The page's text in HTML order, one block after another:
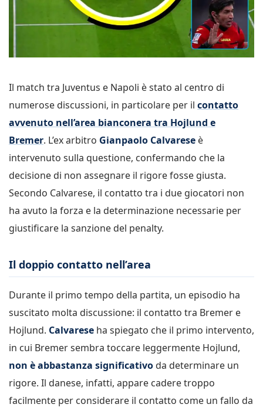
Il match tra Juventus e Napoli è stato al centro di
numerose discussioni, in particolare per il contatto
avvenuto nell’area bianconera tra Hojlund e
Bremer. L’ex arbitro Gianpaolo Calvarese è
intervenuto sulla questione, confermando che la
decisione di non assegnare il rigore fosse giusta.
Secondo Calvarese, il contatto tra i due giocatori non
ha avuto la forza e la determinazione necessarie per
giustificare la sanzione del penalty.
Il doppio contatto nell’area
Durante il primo tempo della partita, un episodio ha
suscitato molta discussione: il contatto tra Bremer e
Hojlund. Calvarese ha spiegato che il primo intervento,
in cui Bremer sembra toccare leggermente Hojlund,
non è abbastanza significativo da determinare un
rigore. Il danese, infatti, appare cadere troppo
facilmente per considerare il contatto come un fallo da